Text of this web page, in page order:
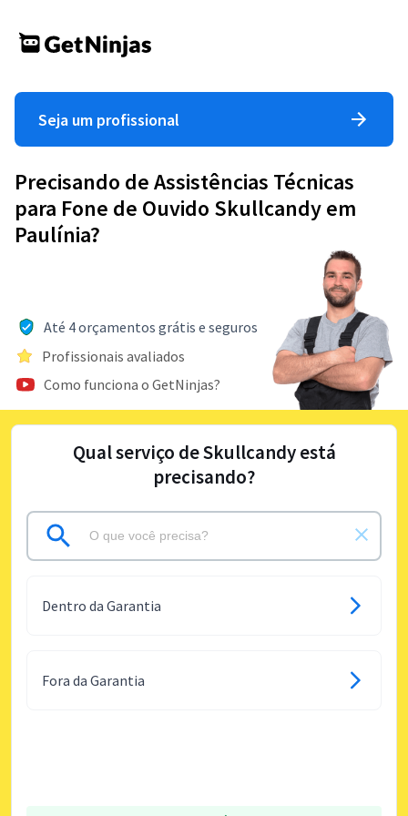
Seja um profissional
Precisando de Assistências Técnicas
para Fone de Ouvido Skullcandy em
Paulínia?
Até 4 orçamentos grátis e seguros
Profissionais avaliados
Como funciona o GetNinjas?
Qual serviço de Skullcandy está
precisando?
Dentro da Garantia
Fora da Garantia